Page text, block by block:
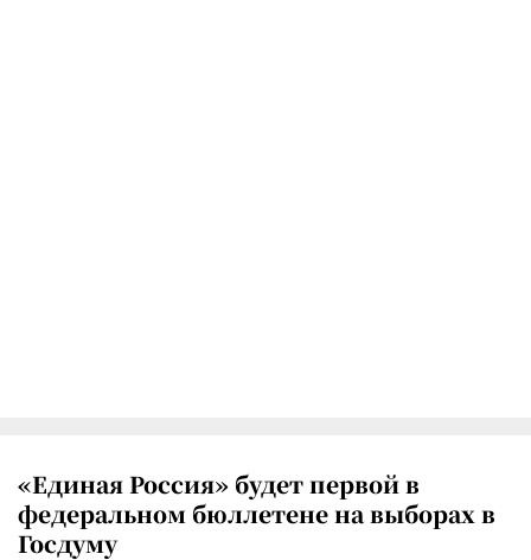
«Единая Россия» будет первой в
федеральном бюллетене на выборах в
Госдуму